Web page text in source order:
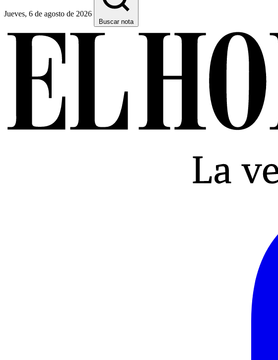
Jueves, 6 de agosto de 2026
Buscar nota